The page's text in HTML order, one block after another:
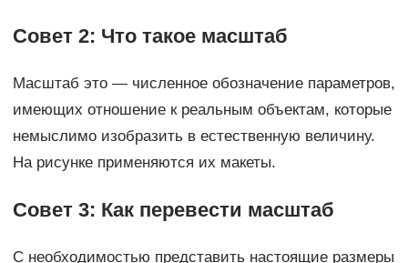
Совет 2: Что такое масштаб
Масштаб это — численное обозначение параметров,
имеющих отношение к реальным объектам, которые
немыслимо изобразить в естественную величину.
На рисунке применяются их макеты.
Совет 3: Как перевести масштаб
С необходимостью представить настоящие размеры